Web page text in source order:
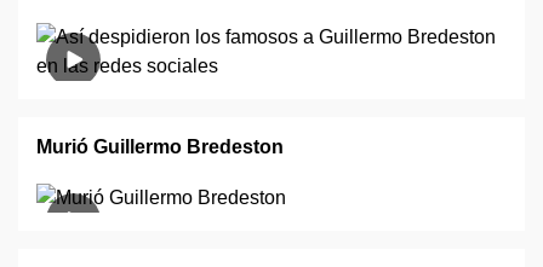
Murió Guillermo Bredeston